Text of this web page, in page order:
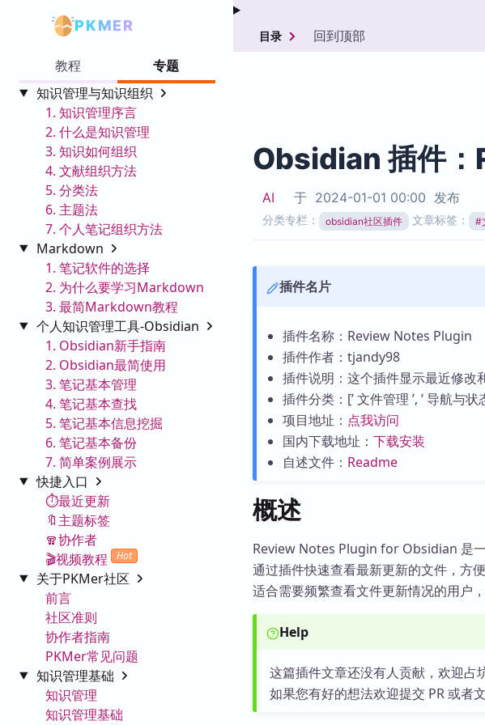
PKMER
教程
专题
知识管理与知识组织
1. 知识管理序言
2. 什么是知识管理
3. 知识如何组织
4. 文献组织方法
5. 分类法
6. 主题法
7. 个人笔记组织方法
Markdown
1. 笔记软件的选择
2. 为什么要学习Markdown
3. 最简Markdown教程
个人知识管理工具-Obsidian
1. Obsidian新手指南
2. Obsidian最简使用
3. 笔记基本管理
4. 笔记基本查找
5. 笔记基本信息挖掘
6. 笔记基本备份
7. 简单案例展示
快捷入口
⏱️最近更新
🔖主题标签
🧣协作者
🎬视频教程
Hot
关于PKMer社区
前言
社区准则
协作者指南
PKMer常见问题
知识管理基础
知识管理
知识管理基础
目录 回到顶部
Obsidian 插件
AI 于 2024-01-01 00:00 发布
分类专栏： obsidian社区插件 文章标签： #
插件名片
插件名称：Review Notes Plugin
插件作者：tjandy98
插件说明：这个插件显示最近修改
插件分类：[’ 文件管理 ’, ’ 导航与状
项目地址： 点我访问
国内下载地址： 下载安装
自述文件： Readme
概述
Review Notes Plugin for Obsidian 是
通过插件快速查看最新更新的文件，方
适合需要频繁查看文件更新情况的用户，
Help
这篇插件文章还没有人贡献，欢迎占
如果您有好的想法欢迎提交 PR 或者文